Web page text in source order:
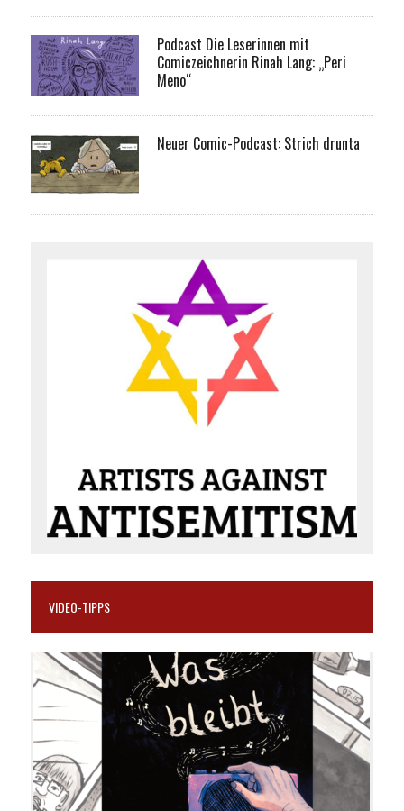
Podcast Die Leserinnen mit
Comiczeichnerin Rinah Lang: „Peri
Meno“
Neuer Comic-Podcast: Strich drunta
VIDEO-TIPPS